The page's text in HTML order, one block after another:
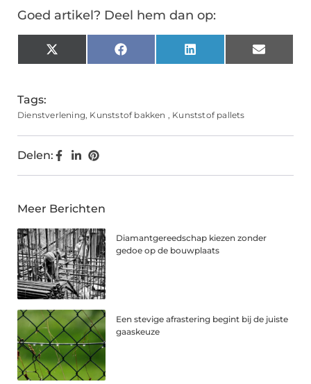
Goed artikel? Deel hem dan op:
X
(Twitter)
Facebook LinkedIn Email
Tags:
Dienstverlening, Kunststof bakken , Kunststof pallets
Delen:
Meer Berichten
Diamantgereedschap kiezen zonder
gedoe op de bouwplaats
Een stevige afrastering begint bij de juiste
gaaskeuze